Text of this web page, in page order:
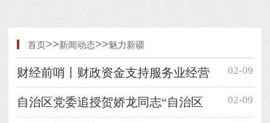
首页>>新闻动态>>魅力新疆
财经前哨丨财政资金支持服务业经营 02-09
自治区党委追授贺娇龙同志“自治区 02-09